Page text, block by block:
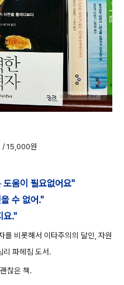
/ 15,000원
도움이 필요없어요"
수 없어."
요."
를 비롯해서 이타주의의 달인 , 자원
리 파헤침 도서.
찮은 책.